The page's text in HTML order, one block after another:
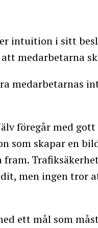
intuition i sitt
medarbetarna
medarbetarnas
föregår med gott
som skapar en
men ingen tror
ett mål som